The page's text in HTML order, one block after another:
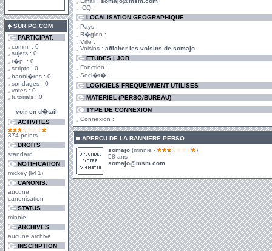
SUR PG.COM
PARTICIPAT.
comm. : 0
sujets : 0
r�p. : 0
scripts : 0
banni�res : 0
sondages : 0
votes : 0
tutorials : 0
voir en d�tail
ACTIVITES
374 points
DROITS
standard
NOTIFICATION
mickey (lvl 1)
CANONIS.
aucune
canonisation
STATUS
minnie
ARCHIVES
aucune archive
INSCRIPTION
ICQ :
LOCALISATION GEOGRAPHIQUE
Pays :
R�gion :
Ville :
Voisins : afficher les voisins de somajo
ETUDES | JOB
Fonction :
Soci�t� :
LOGICIELS FREQUEMMENT UTILISES
MATERIEL (PERSO/BUREAU)
TYPE DE CONNEXION
Connexion :
APERCU DE LA BANNIERE PERSO
somajo (minnie -
)
58 ans
somajo@msm.com